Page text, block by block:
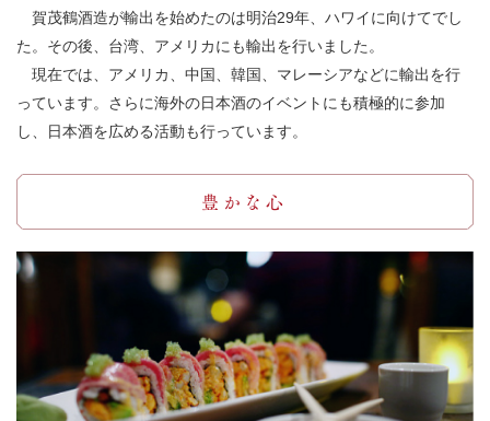
賀茂鶴酒造が輸出を始めたのは明治29年、ハワイに向けてでし
た。その後、台湾、アメリカにも輸出を行いました。
現在では、アメリカ、中国、韓国、マレーシアなどに輸出を行
っています。さらに海外の日本酒のイベントにも積極的に参加
し、日本酒を広める活動も行っています。
豊かな心